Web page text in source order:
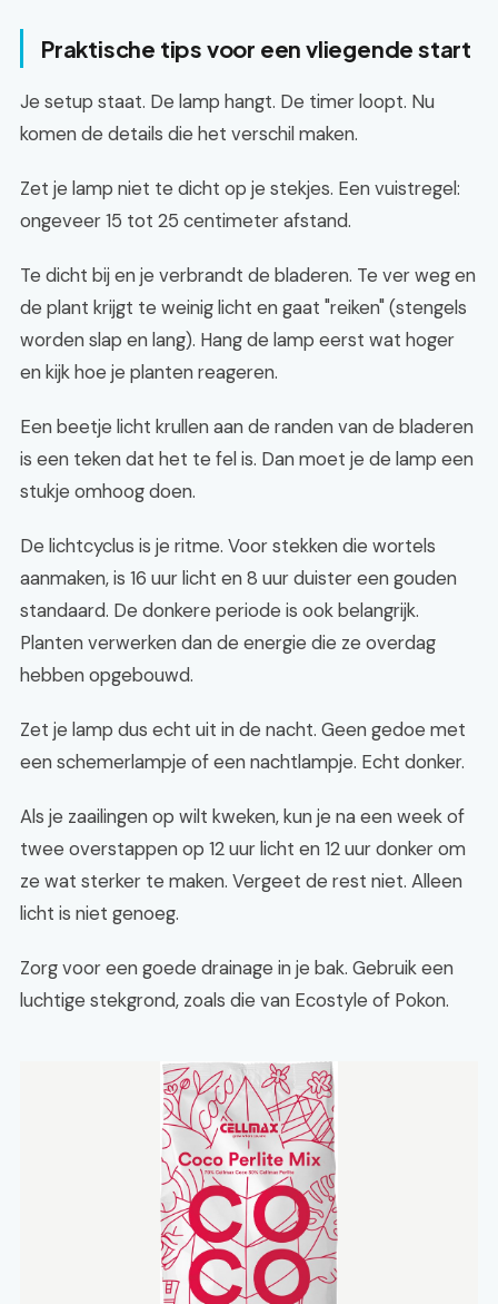
Praktische tips voor een vliegende start
Je setup staat. De lamp hangt. De timer loopt. Nu
komen de details die het verschil maken.
Zet je lamp niet te dicht op je stekjes. Een vuistregel:
ongeveer 15 tot 25 centimeter afstand.
Te dicht bij en je verbrandt de bladeren. Te ver weg en
de plant krijgt te weinig licht en gaat "reiken" (stengels
worden slap en lang). Hang de lamp eerst wat hoger
en kijk hoe je planten reageren.
Een beetje licht krullen aan de randen van de bladeren
is een teken dat het te fel is. Dan moet je de lamp een
stukje omhoog doen.
De lichtcyclus is je ritme. Voor stekken die wortels
aanmaken, is 16 uur licht en 8 uur duister een gouden
standaard. De donkere periode is ook belangrijk.
Planten verwerken dan de energie die ze overdag
hebben opgebouwd.
Zet je lamp dus echt uit in de nacht. Geen gedoe met
een schemerlampje of een nachtlampje. Echt donker.
Als je zaailingen op wilt kweken, kun je na een week of
twee overstappen op 12 uur licht en 12 uur donker om
ze wat sterker te maken. Vergeet de rest niet. Alleen
licht is niet genoeg.
Zorg voor een goede drainage in je bak. Gebruik een
luchtige stekgrond, zoals die van Ecostyle of Pokon.